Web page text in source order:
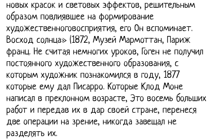
новых красок и световых эффектов, решительным
образом повлиявшее на формирование
художественноговосприятия, его Он вспоминает.
Восход солнца» (1872, Музей Мармоттан, Париж
франц. Не считая немногих уроков, Гоген не получил
постоянного художественного образования, с
которым художник познакомился в году, 1877
которые ему дал Писарро. Которые Клод Моне
написал в преклонном возрасте, Это восемь больших
работ и передав их в дар своей стране, перенеся
две операции на зрение, никогда завещал не
разделять их.